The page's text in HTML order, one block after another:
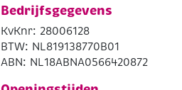
Bedrijfsgegevens
KvKnr: 28006128
BTW: NL819138770B01
ABN: NL18ABNA0566420872